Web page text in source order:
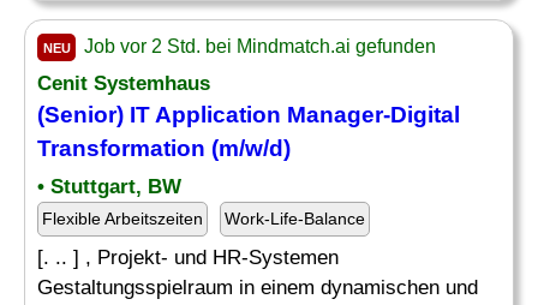
NEU Job vor 2 Std. bei Mindmatch.ai gefunden
Cenit Systemhaus
(Senior) IT Application Manager-Digital
Transformation (m/w/d)
• Stuttgart, BW
Flexible Arbeitszeiten Work-Life-Balance
[. .. ] , Projekt- und HR-Systemen
Gestaltungsspielraum in einem dynamischen und